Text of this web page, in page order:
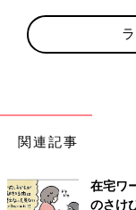
関連記事
在宅ワ
のさけ